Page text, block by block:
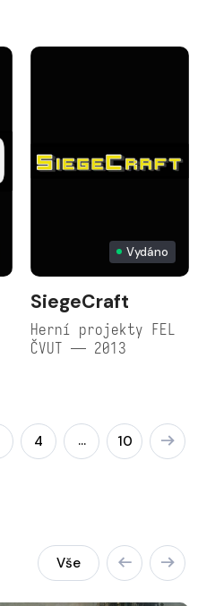
Vydáno
SiegeCraft
Herní projekty FEL
ČVUT — 2013
4 … 10
Vše